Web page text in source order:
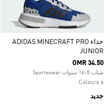
حذاء ADIDAS MINECRAFT PRO
JUNIOR
OMR 34.50
شباب 8-16 سنوات Sportswear
6 Colours
جديد